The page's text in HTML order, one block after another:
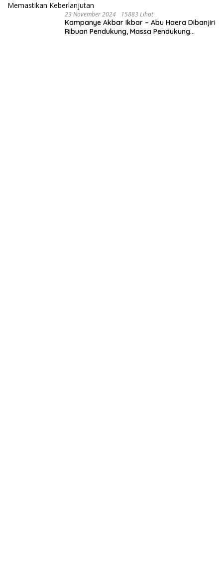
23 November 2024 15883 Lihat
Kampanye Akbar Ikbar – Abu Haera Dibanjiri
Ribuan Pendukung, Massa Pendukung